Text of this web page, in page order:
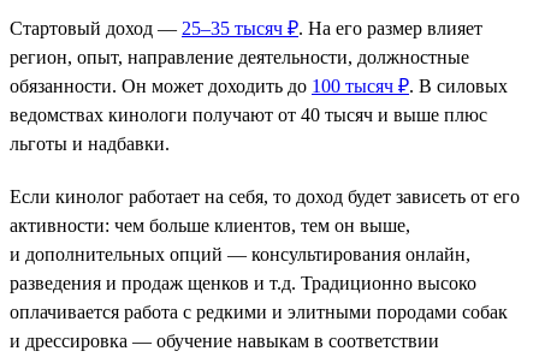
Стартовый доход — 25–35 тысяч ₽. На его размер влияет
регион, опыт, направление деятельности, должностные
обязанности. Он может доходить до 100 тысяч ₽. В силовых
ведомствах кинологи получают от 40 тысяч и выше плюс
льготы и надбавки.
Если кинолог работает на себя, то доход будет зависеть от его
активности: чем больше клиентов, тем он выше,
и дополнительных опций — консультирования онлайн,
разведения и продаж щенков и т.д. Традиционно высоко
оплачивается работа с редкими и элитными породами собак
и дрессировка — обучение навыкам в соответствии